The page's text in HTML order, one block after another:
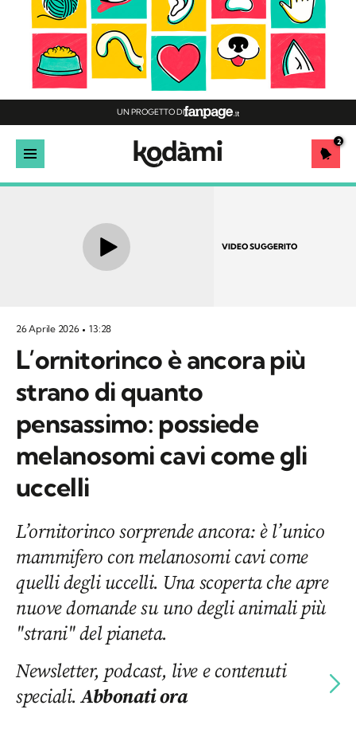
UN PROGETTO DI
2
VIDEO SUGGERITO
26 Aprile 2026 13:28
L’ornitorinco è ancora più
strano di quanto
pensassimo: possiede
melanosomi cavi come gli
uccelli
L’ornitorinco sorprende ancora: è l’unico
mammifero con melanosomi cavi come
quelli degli uccelli. Una scoperta che apre
nuove domande su uno degli animali più
"strani" del pianeta.
Newsletter, podcast, live e contenuti
speciali.Abbonati ora